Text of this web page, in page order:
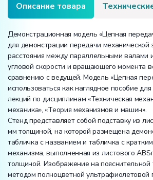
Описание товара
Демонстрационная модель «Цепная
для демонстрации передачи механической
расстояния между параллельными валами
угловой скорости и вращающего момента
сравнению с ведущей. Модель «Цепная
использоваться как наглядное пособие
лекций по дисциплинам «Техническая
механика», «Теория механизмов и машин».
Стенд представляет собой подставку из
мм толщиной, на которой размещена
табличка с названием и табличка с
механизма, выполненная из листового
толщиной. Изображение на пояснительной
методом полноцветной ультрафиолетовой